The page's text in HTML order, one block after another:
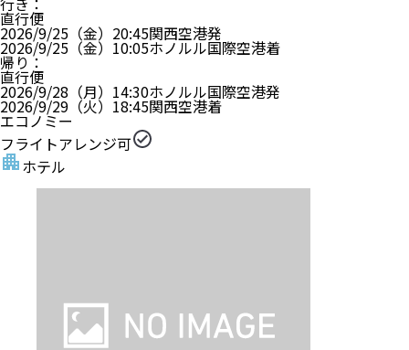
直行便
2026/9/25（金） 20:45関西空港発
2026/9/25（金） 10:05ホノルル国際空港着
帰り ：
直行便
2026/9/28（月） 14:30ホノルル国際空港発
2026/9/29（火） 18:45関西空港着
エコノミー
フライトアレンジ可
ホテル